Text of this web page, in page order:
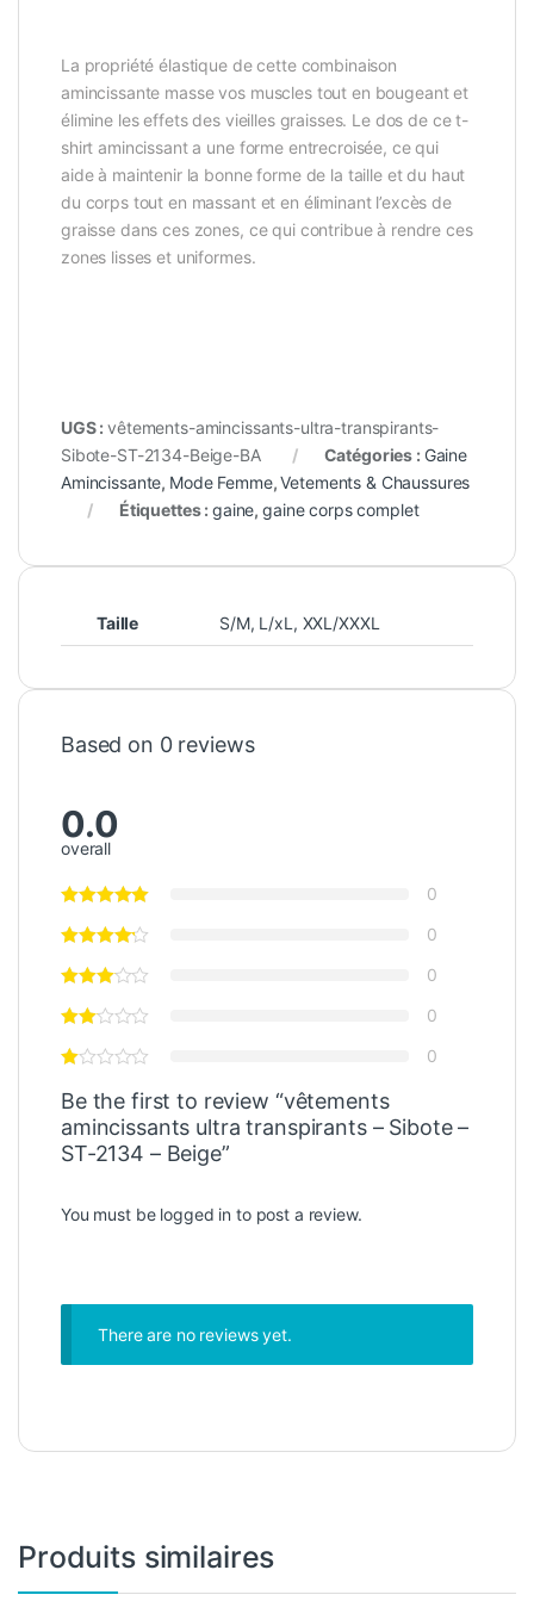
La propriété élastique de cette combinaison
amincissante masse vos muscles tout en bougeant et
élimine les effets des vieilles graisses. Le dos de ce t-
shirt amincissant a une forme entrecroisée, ce qui
aide à maintenir la bonne forme de la taille et du haut
du corps tout en massant et en éliminant l’excès de
graisse dans ces zones, ce qui contribue à rendre ces
zones lisses et uniformes.
UGS :vêtements-amincissants-ultra-transpirants-
Sibote-ST-2134-Beige-BA
Catégories : Gaine
Amincissante, Mode Femme,Vetements & Chaussures
Étiquettes :gaine,gaine corps complet
Taille S/M, L/xL , XXL/XXXL
Based on 0 reviews
0.0
overall
0
0
0
0
0
Be the first to review “vêtements
amincissants ultra transpirants – Sibote –
ST-2134 – Beige”
You must be logged in to post a review.
There are no reviews yet.
Produits similaires